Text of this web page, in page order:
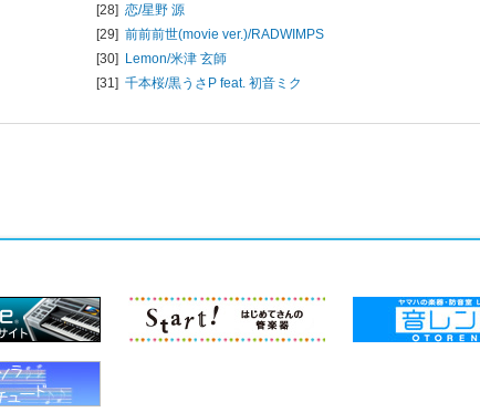
[28] 恋/星野 源
[29] 前前前世(movie ver.)/RADWIMPS
[30] Lemon/米津 玄師
[31] 千本桜/黒うさP feat. 初音ミク